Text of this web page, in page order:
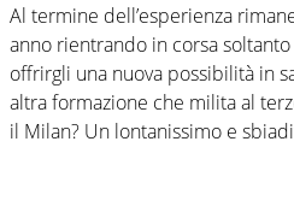
Al termine dell’esperienza
anno rientrando in corsa
offrirgli una nuova possibilità in
altra formazione che milita al
il Milan? Un lontanissimo e